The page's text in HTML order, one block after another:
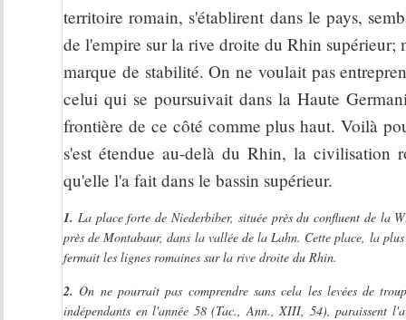
territoire romain, s'établirent dans le pays,
de l'empire sur la rive droite du Rhin supérieur;
marque de stabilité. On ne voulait pas
celui qui se poursuivait dans la Haute
frontière de ce côté comme plus haut. Voilà
s'est étendue au-delà du Rhin, la civilisation
qu'elle l'a fait dans le bassin supérieur.
1. La place forte de Niederbiber, située près du confluent de la
près de Montabaur, dans la vallée de la Lahn. Cette place, la
fermait les lignes romaines sur la rive droite du Rhin.
2. On ne pourrait pas comprendre sans cela les levées de
indépendants en l'année 58 (Tac., Ann., XIII, 54), paraissent